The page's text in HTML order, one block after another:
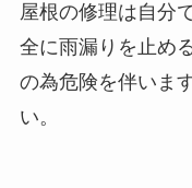
屋根の修理は自分
全に雨漏りを止め
の為危険を伴いま
い。